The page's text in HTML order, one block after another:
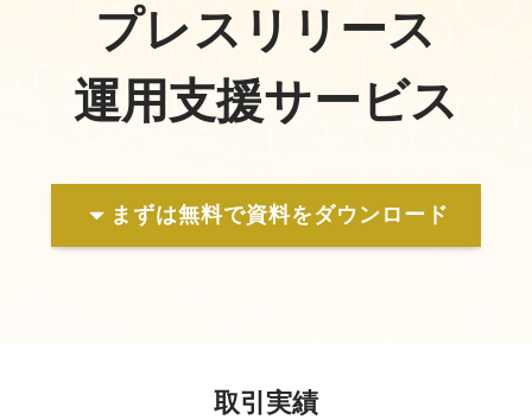
プレスリリース
運用支援サービス
まずは無料で資料をダウンロード
取引実績